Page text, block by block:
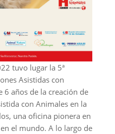
tuvo lugar la 5ª
Asistidas con
6 años de la creación de
con Animales en la
una oficina pionera en
el mundo. A lo largo de